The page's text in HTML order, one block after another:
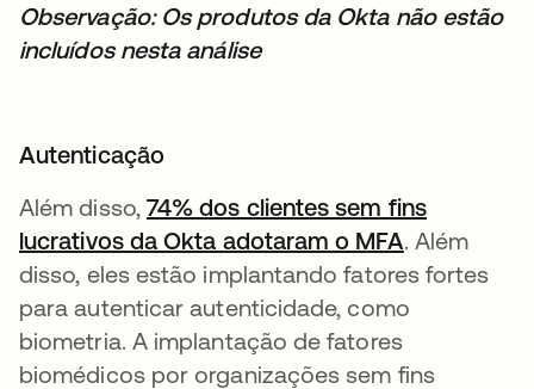
Observação: Os produtos da Okta não estão
incluídos nesta análise
Autenticação
Além disso, 74% dos clientes sem fins
lucrativos da Okta adotaram o MFAabre em
. Além
disso, eles estão implantando fatores fortes
para autenticar autenticidade, como
biometria. A implantação de fatores
biomédicos por organizações sem fins